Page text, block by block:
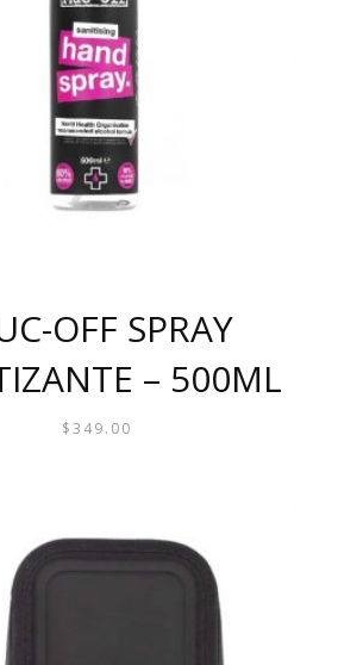
OFF SPRAY
– 500ML
$349.00